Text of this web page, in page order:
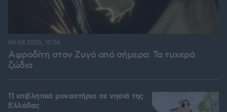
Αφροδίτη στον Ζυγό από σήμερα: Τα τυχερά
ζώδια
06.08.2026, 10:56
11 επιβλητικά μοναστήρια σε νησιά της
Ελλάδας